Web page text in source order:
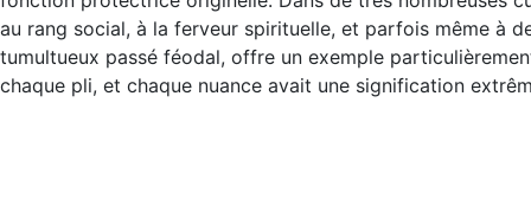
au rang social, à la ferveur spirituelle, et parfois même à
tumultueux passé féodal, offre un exemple
chaque pli, et chaque nuance avait une signification